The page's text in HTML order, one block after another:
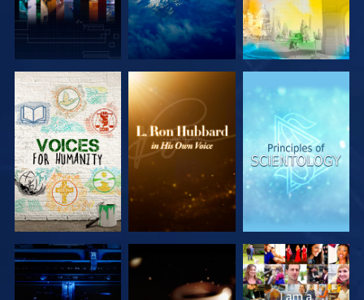
UTFORSKA
SERIEN
UTFORSKA
SERIEN
UTFORSKA
SERIEN
UTFORSKA
UTFORSKA
TITTA